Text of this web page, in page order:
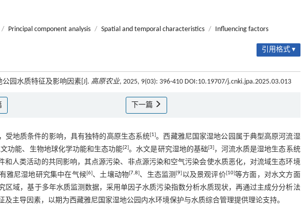
/ Principal component analysis / Spatial and temporal characteristics / Influencing factors
引用格式 ▾
园水质特征及影响因素[J]. 高原农业, 2025, 9(03): 396-410 DOI:10.19707/j.cnki.jpa.2025.03.013
下一篇
受地质条件的影响，具有独特的高原生态系统[1]。西藏雅尼国家湿地公园属于典型高原河流湿
功能、生物地球化学功能和生态功能[2]。水文是研究湿地的基础[3]，河流水质是湿地生态系统
和人类活动的共同影响，其点源污染、非点源污染和空气污染会使水质恶化，对流域生态环境
雅尼湿地研究集中在气候[6]、土壤动物[7,8]、生态监测[9] 以及景观评价[10]等方面，对水文方面
区域，基于多年水质监测数据，采用单因子水质污染指数分析水质现状，再通过主成分分析法
主导因素，以期为西藏雅尼国家湿地公园内水环境保护与水质综合管理提供理论支持。